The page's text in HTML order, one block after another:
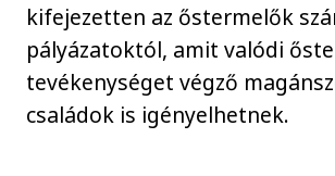
kifejezetten az őstermelők
pályázatoktól, amit valódi
tevékenységet végző
családok is igényelhetnek.